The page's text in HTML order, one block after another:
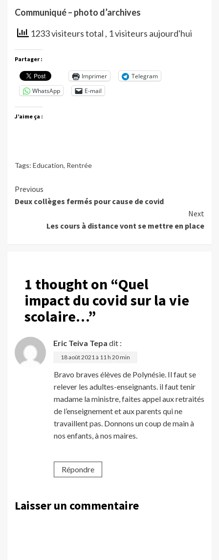
Communiqué – photo d’archives
1233 visiteurs total , 1 visiteurs aujourd'hui
Partager :
Imprimer
Telegram
WhatsApp
E-mail
J’aime ça :
Tags: Education, Rentrée
Continue
Reading
Previous
Deux collèges fermés pour cause de covid
Next
Les cours à distance vont se mettre en place
1 thought on “Quel
impact du covid sur la vie
scolaire…”
Eric Teiva Tepa dit :
18 août 2021 à 11 h 20 min
Bravo braves élèves de Polynésie. Il faut se
relever les adultes-enseignants. il faut tenir
madame la ministre, faites appel aux retraités
de l’enseignement et aux parents qui ne
travaillent pas. Donnons un coup de main à
nos enfants, à nos maires.
Répondre
Laisser un commentaire